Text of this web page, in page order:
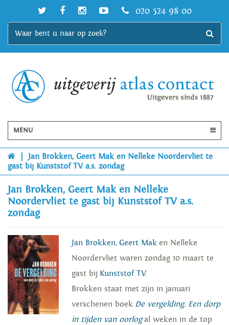
020 524 98 00
MENU
Jan Brokken, Geert Mak en Nelleke Noordervliet te
gast bij Kunststof TV a.s. zondag
Jan Brokken, Geert Mak en Nelleke
Noordervliet te gast bij Kunststof TV a.s.
zondag
Jan Brokken, Geert Mak en Nelleke
Noordervliet waren zondag 10 maart te
gast bij Kunststof TV.
Brokken staat met zijn in januari
verschenen boek De vergelding. Een dorp
in tijden van oorlogal weken in de top